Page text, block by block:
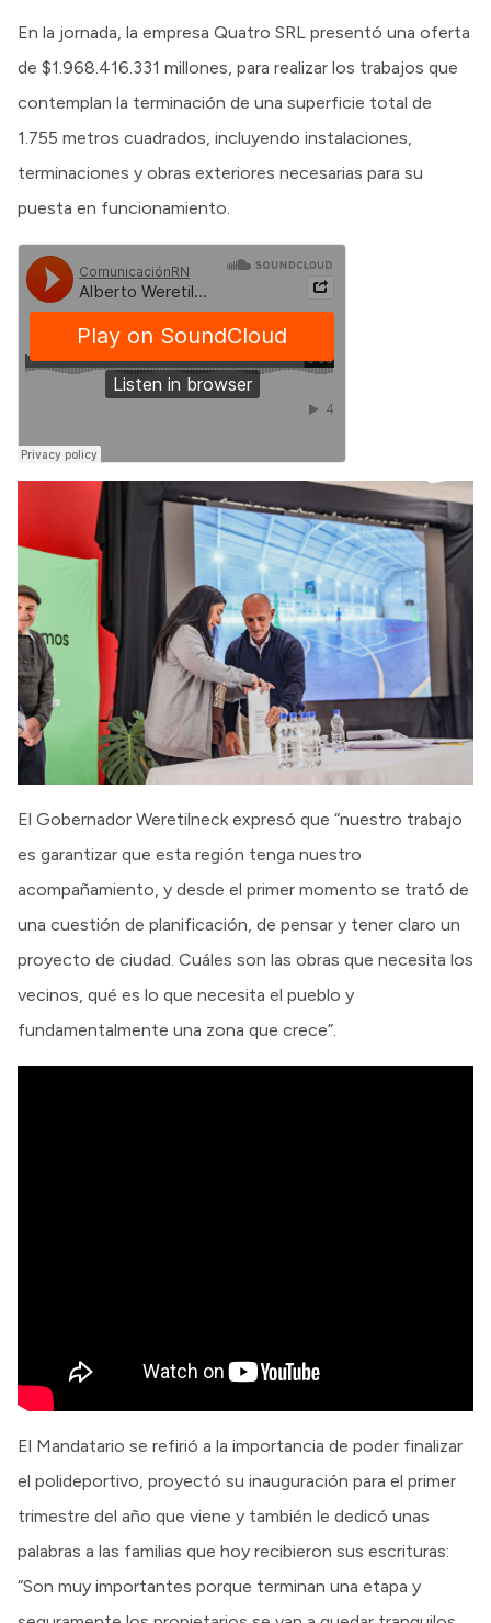
En la jornada, la empresa Quatro SRL presentó una oferta
de $1.968.416.331 millones, para realizar los trabajos que
contemplan la terminación de una superficie total de
1.755 metros cuadrados, incluyendo instalaciones,
terminaciones y obras exteriores necesarias para su
puesta en funcionamiento.
El Gobernador Weretilneck expresó que “nuestro trabajo
es garantizar que esta región tenga nuestro
acompañamiento, y desde el primer momento se trató de
una cuestión de planificación, de pensar y tener claro un
proyecto de ciudad. Cuáles son las obras que necesita los
vecinos, qué es lo que necesita el pueblo y
fundamentalmente una zona que crece”.
El Mandatario se refirió a la importancia de poder finalizar
el polideportivo, proyectó su inauguración para el primer
trimestre del año que viene y también le dedicó unas
palabras a las familias que hoy recibieron sus escrituras:
“Son muy importantes porque terminan una etapa y